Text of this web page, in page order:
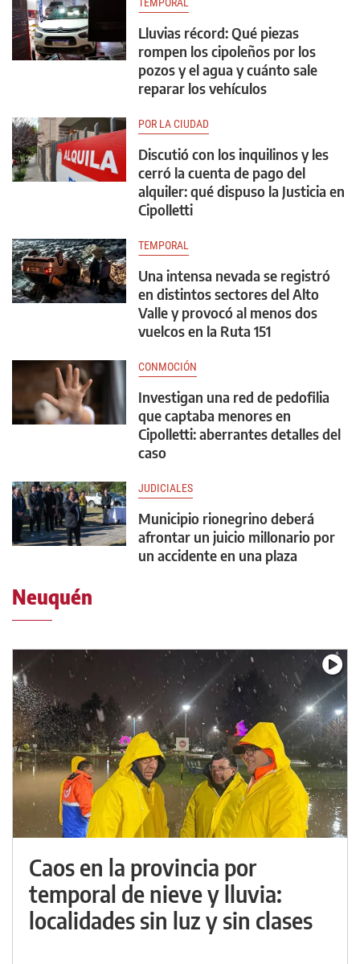
Lluvias récord: Qué piezas
rompen los cipoleños por los
pozos y el agua y cuánto sale
reparar los vehículos
POR LA CIUDAD
Discutió con los inquilinos y les
cerró la cuenta de pago del
alquiler: qué dispuso la Justicia en
Cipolletti
TEMPORAL
Una intensa nevada se registró
en distintos sectores del Alto
Valle y provocó al menos dos
vuelcos en la Ruta 151
CONMOCIÓN
Investigan una red de pedofilia
que captaba menores en
Cipolletti: aberrantes detalles del
caso
JUDICIALES
Municipio rionegrino deberá
afrontar un juicio millonario por
un accidente en una plaza
Neuquén
Caos en la provincia por
temporal de nieve y lluvia:
localidades sin luz y sin clases